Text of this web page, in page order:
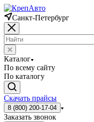
Санкт-Петербург
Каталог
По всему сайту
По каталогу
Скачать прайсы
8 (800) 200-17-04
Заказать звонок